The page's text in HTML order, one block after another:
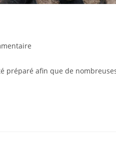
préparé afin que de